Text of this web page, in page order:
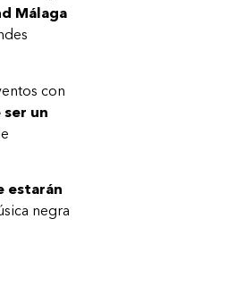
Málaga
con
un
estarán
negra